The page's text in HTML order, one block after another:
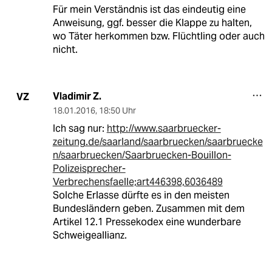
Für mein Verständnis ist das eindeutig eine
Anweisung, ggf. besser die Klappe zu halten,
wo Täter herkommen bzw. Flüchtling oder auch
nicht.
VZ Vladimir Z.
18.01.2016, 18:50 Uhr
Ich sag nur: http://www.saarbruecker-
zeitung.de/saarland/saarbruecken/saarbruecke
n/saarbruecken/Saarbruecken-Bouillon-
Polizeisprecher-
Verbrechensfaelle;art446398,6036489
Solche Erlasse dürfte es in den meisten
Bundesländern geben. Zusammen mit dem
Artikel 12.1 Pressekodex eine wunderbare
Schweigeallianz.